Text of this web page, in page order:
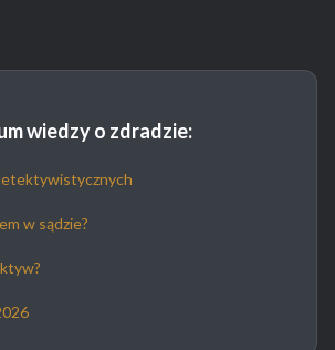
wiedzy o zdradzie:
w sądzie?